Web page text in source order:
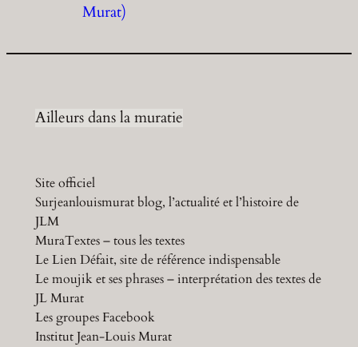
Murat)
Ailleurs dans la muratie
Site officiel
Surjeanlouismurat blog, l’actualité et l’histoire de
JLM
MuraTextes – tous les textes
Le Lien Défait, site de référence indispensable
Le moujik et ses phrases – interprétation des textes de
JL Murat
Les groupes Facebook
Institut Jean-Louis Murat